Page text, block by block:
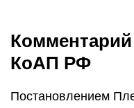
Комментарий
КоАП РФ
Постановлением